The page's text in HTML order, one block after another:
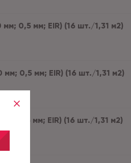
0,5 мм; EIR) (16 шт./1,31 м2)
0,5 мм; EIR) (16 шт./1,31 м2)
0,5 мм; EIR) (16 шт./1,31 м2)